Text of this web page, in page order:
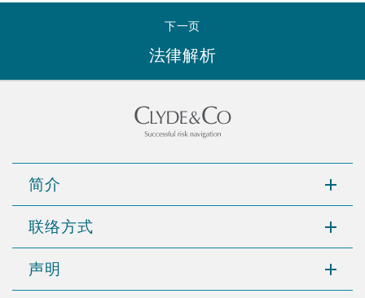
下一页
法律解析
简介
联络方式
声明